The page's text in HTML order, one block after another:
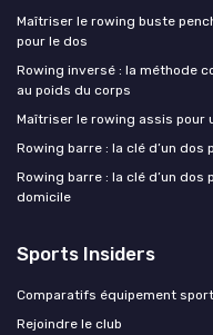
Maîtriser le rowing buste
pour le dos
Rowing inversé : la méthode
au poids du corps
Maîtriser le rowing assis pour
Rowing barre : la clé d’un
Rowing barre : la clé d’un
domicile
Sports Insiders
Comparatifs équipement sport
Rejoindre le club